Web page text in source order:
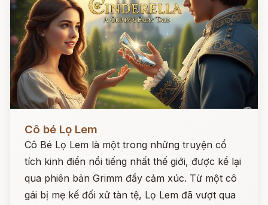
Cô bé Lọ Lem
Cô Bé Lọ Lem là một trong những truyện cổ
tích kinh điển nổi tiếng nhất thế giới, được kể lại
qua phiên bản Grimm đầy cảm xúc. Từ một cô
gái bị mẹ kế đối xử tàn tệ, Lọ Lem đã vượt qua